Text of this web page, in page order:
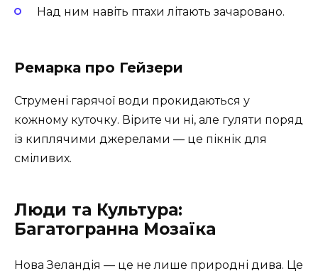
Над ним навіть птахи літають зачаровано.
Ремарка про Гейзери
Струмені гарячої води прокидаються у
кожному куточку. Вірите чи ні, але гуляти поряд
із киплячими джерелами — це пікнік для
сміливих.
Люди та Культура:
Багатогранна Мозаїка
Нова Зеландія — це не лише природні дива. Це